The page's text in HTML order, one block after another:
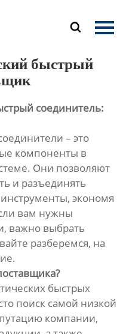

быстрый
соединитель:
– это
компоненты в
Они позволяют
и разъединять
экономя
вам нужны
важно выбрать
разберемся, на
быстрых
поиск самой низкой
компании,